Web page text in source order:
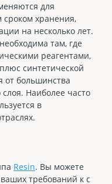
для
сроком хранения,
на несколько лет.
там, где
реагентами,
синтетической
от большинства
слоя. Наиболее часто
в
Resin. Вы можете
требований к с